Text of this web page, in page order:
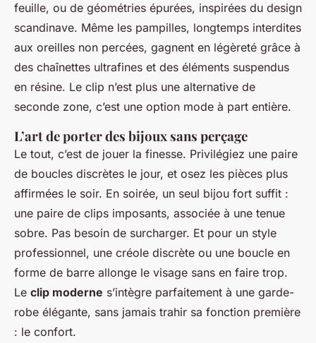
feuille, ou de géométries épurées, inspirées du design
scandinave. Même les pampilles, longtemps interdites
aux oreilles non percées, gagnent en légèreté grâce à
des chaînettes ultrafines et des éléments suspendus
en résine. Le clip n’est plus une alternative de
seconde zone, c’est une option mode à part entière.
L’art de porter des bijoux sans perçage
Le tout, c’est de jouer la finesse. Privilégiez une paire
de boucles discrètes le jour, et osez les pièces plus
affirmées le soir. En soirée, un seul bijou fort suffit :
une paire de clips imposants, associée à une tenue
sobre. Pas besoin de surcharger. Et pour un style
professionnel, une créole discrète ou une boucle en
forme de barre allonge le visage sans en faire trop.
Le clip moderne s’intègre parfaitement à une garde-
robe élégante, sans jamais trahir sa fonction première
: le confort.